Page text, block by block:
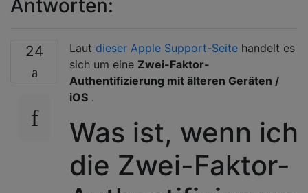
Antworten:
24 Laut dieser Apple Support-Seite handelt es
sich um eine Zwei-Faktor-
Authentifizierung mit älteren Geräten /
iOS .
Was ist, wenn ich
die Zwei-Faktor-